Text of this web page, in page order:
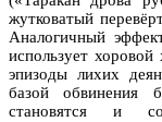
жутковатый
Аналогичный
использует
эпизоды лихих
базой обвинения
становятся и